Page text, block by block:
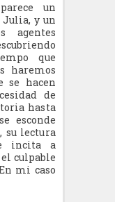
un
y un
agentes
que
haremos
se hacen
de
hasta
esconde
su lectura
incita a
culpable
mi caso